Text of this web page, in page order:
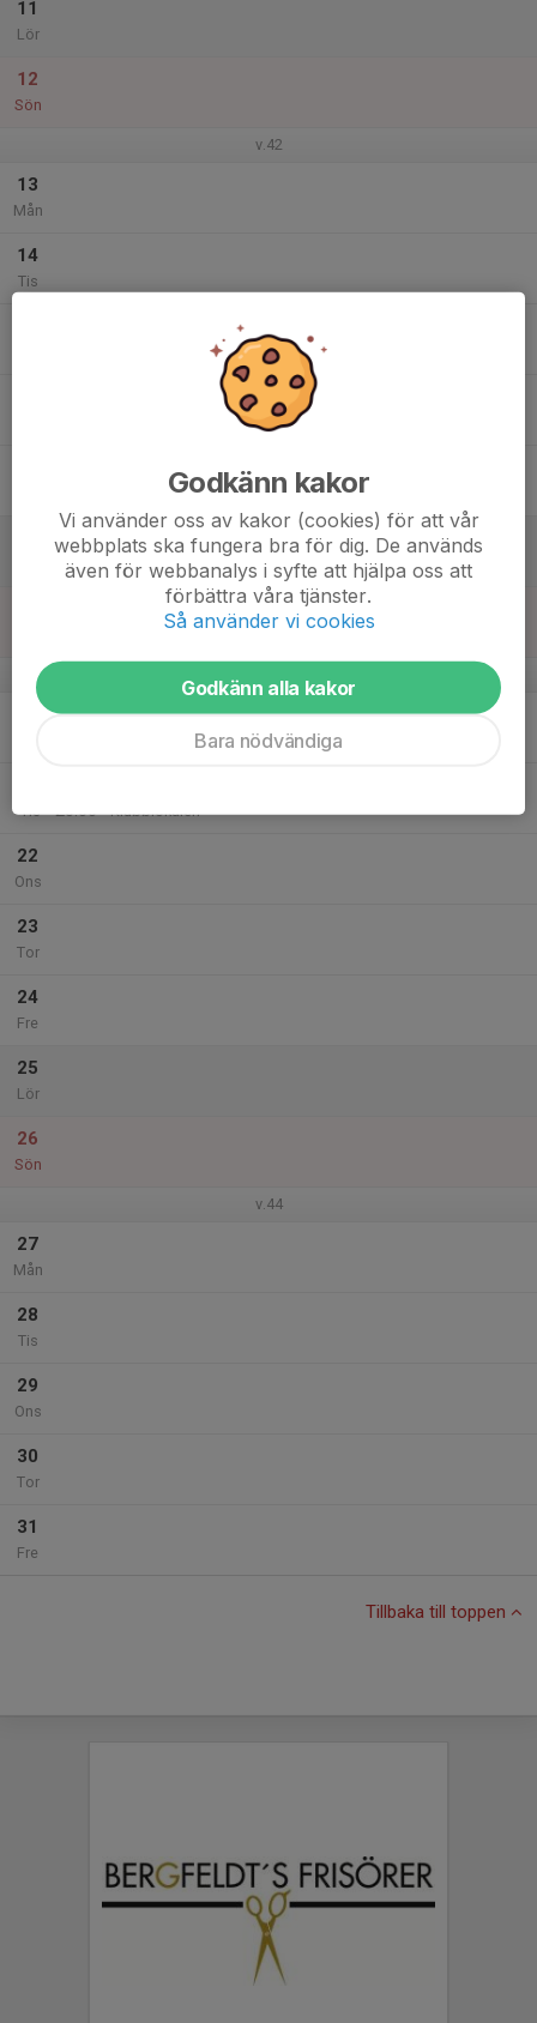
11
Lör
12
Sön
v.42
13
Mån
14
Tis
Träning P15 Gräs Rinkabyvallen
Tis
20:00
Klubblokalen
22
Ons
23
Tor
24
Fre
25
Lör
26
Sön
v.44
27
Mån
28
Tis
29
Ons
30
Tor
31
Fre
Tillbaka till toppen
Godkänn kakor
Vi använder oss av kakor (cookies) för att vår
webbplats ska fungera bra för dig. De används
även för webbanalys i syfte att hjälpa oss att
förbättra våra tjänster.
Så använder vi cookies
Godkänn alla kakor
Bara nödvändiga